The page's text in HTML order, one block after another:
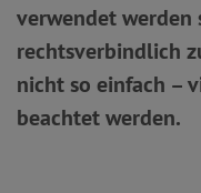
verwendet werden
rechtsverbindlich
nicht so einfach –
beachtet werden.